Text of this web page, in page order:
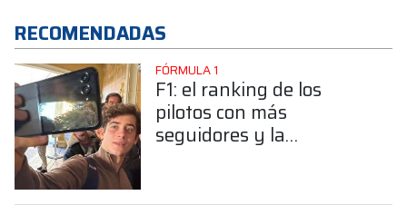
RECOMENDADAS
FÓRMULA 1
F1: el ranking de los
pilotos con más
seguidores y la